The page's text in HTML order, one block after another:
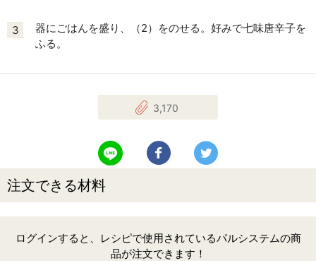
3
器にごはんを盛り、（2）をのせる。好みで七味唐辛子を
ふる。
3,170
LINEで送る Facebookでシェアする
注文できる材料
ログインすると、レシピで使用されているパルシステムの商
品が注文できます！